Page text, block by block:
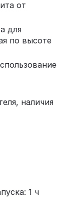
от
для
по высоте
наличия
1 ч